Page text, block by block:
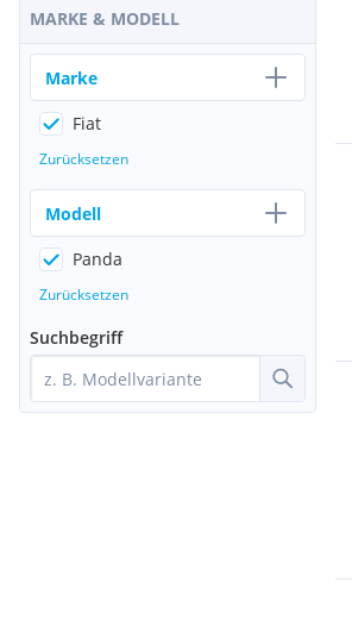
MARKE & MODELL
Marke
Fiat
Zurücksetzen
Modell
Panda
Zurücksetzen
Suchbegriff